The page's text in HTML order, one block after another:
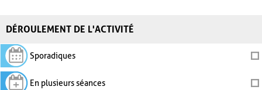
DÉROULEMENT DE L'ACTIVITÉ
Sporadiques
En plusieurs séances